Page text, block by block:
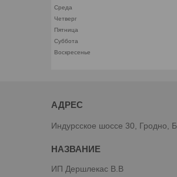
Среда
Четверг
Пятница
Суббота
Воскресенье
Индурсское шоссе 30, Гродно,
ИП Дершлекас В.В